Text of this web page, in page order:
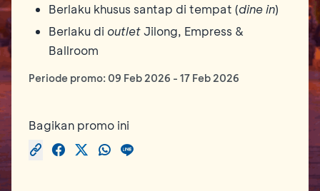
Berlaku khusus santap di tempat (dine in)
Berlaku di outletJilong, Empress &
Ballroom
Periode promo: 09 Feb 2026 - 17 Feb 2026
Bagikan promo ini